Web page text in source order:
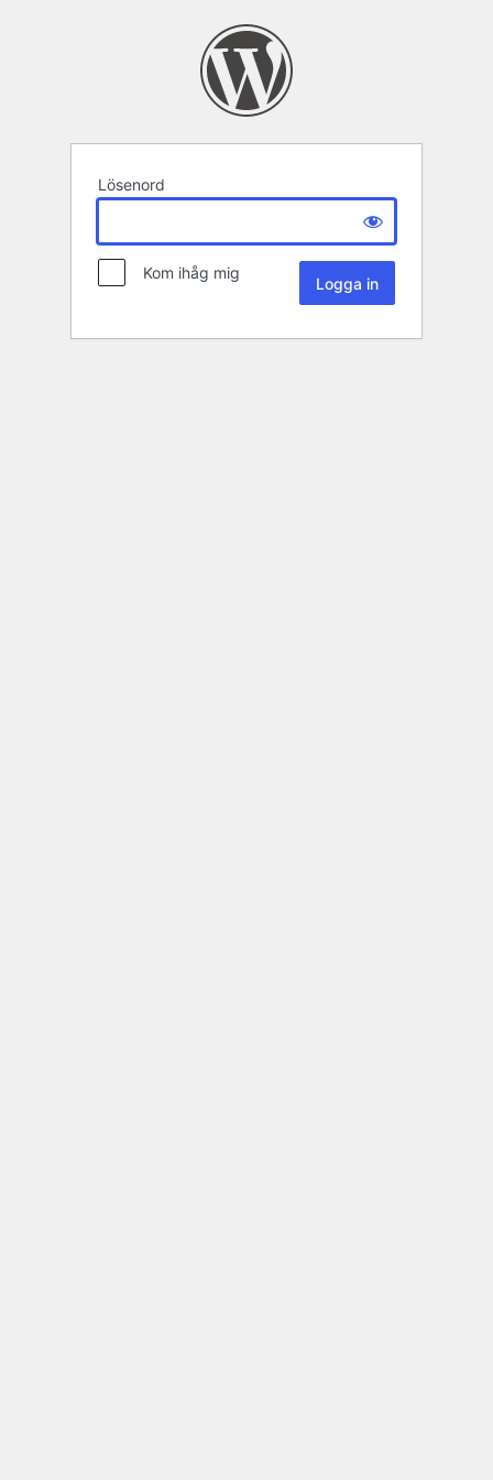
Lösenord
Kom ihåg mig